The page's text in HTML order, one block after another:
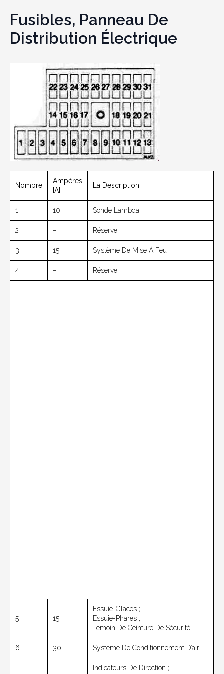
Fusibles, Panneau De
Distribution Électrique
Nombre
Ampères
[A]
La Description
1 10 Sonde Lambda
2 – Réserve
3 15 Système De Mise À Feu
4 – Réserve
5 15
Essuie-Glaces ;
Essuie-Phares ;
Témoin De Ceinture De Sécurité
6 30 Système De Conditionnement D’air
Indicateurs De Direction ;